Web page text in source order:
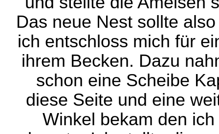
Das neue Nest sollte
ich entschloss mich für
ihrem Becken. Dazu
schon eine Scheibe
diese Seite und eine
Winkel bekam den